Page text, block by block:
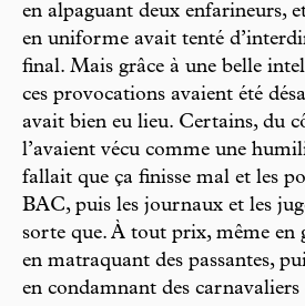
en alpaguant deux enfarineurs,
en uniforme avait tenté
final. Mais grâce à une belle
ces provocations avaient été
avait bien eu lieu. Certains, du
l’avaient vécu comme une
fallait que ça finisse mal et les
BAC, puis les journaux et les
sorte que. À tout prix, même en
en matraquant des passantes,
en condamnant des